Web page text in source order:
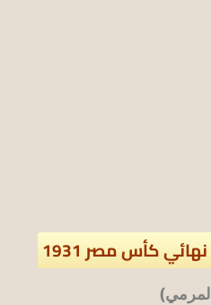
كأس مصر 1931